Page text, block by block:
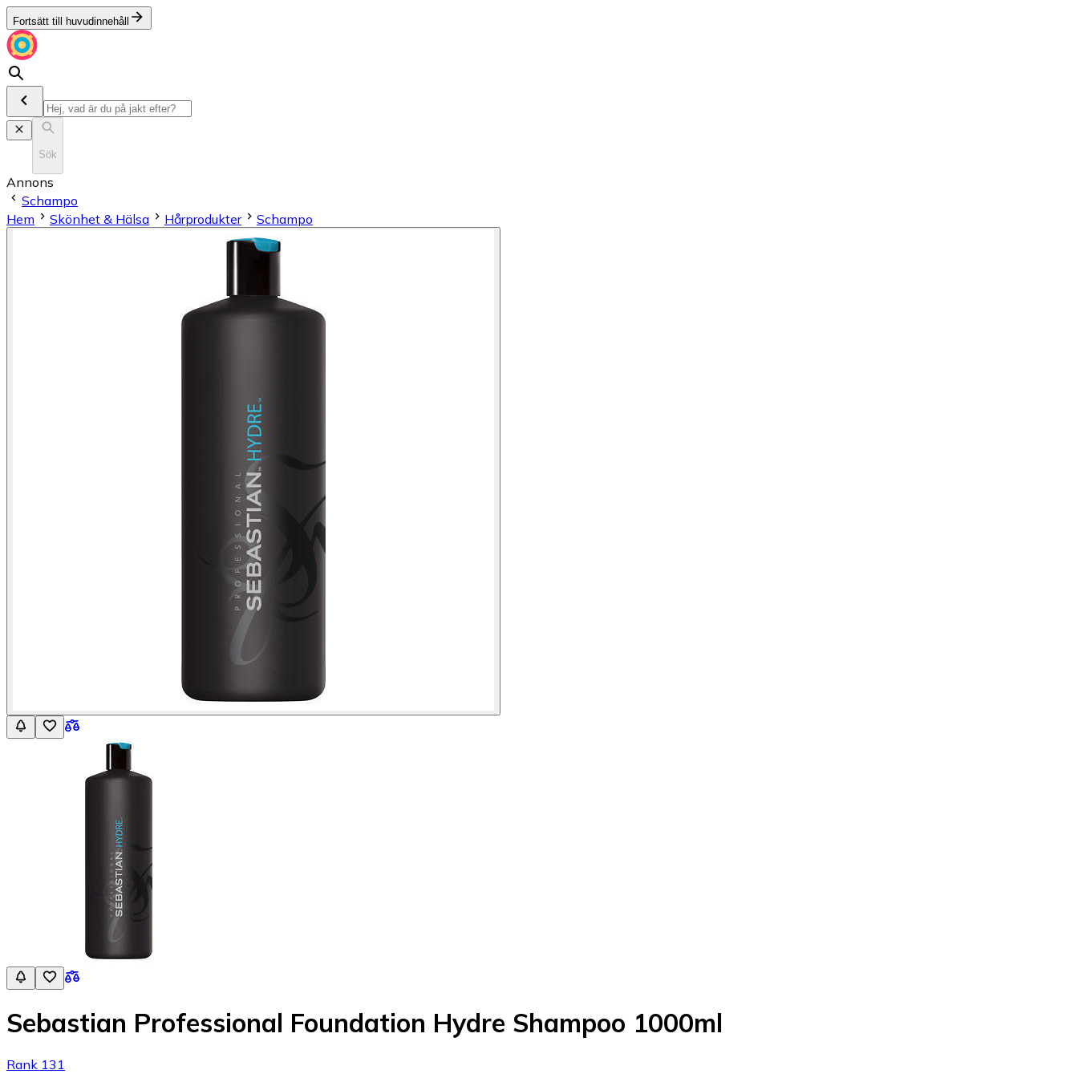
Fortsätt till huvudinnehåll
Sök
Annons
Schampo
Hem
Skönhet & Hälsa Hårprodukter Schampo
Sebastian Professional Foundation Hydre Shampoo 1000ml
Rank 131